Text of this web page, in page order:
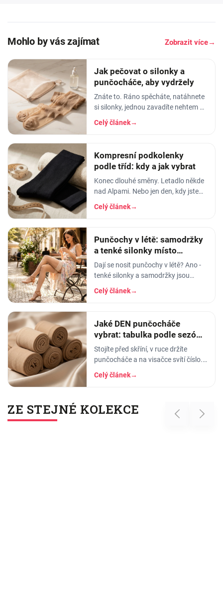
Mohlo by vás zajímat Zobrazit více→
Jak pečovat o silonky a
punčocháče, aby vydržely
Znáte to. Ráno spěcháte, natáhnete
si silonky, jednou zavadíte nehtem o
na lýtku oko velké jak dálnice. Nebo
Celý článek→
Kompresní podkolenky
podle tříd: kdy a jak vybrat
Konec dlouhé směny. Letadlo někde
nad Alpami. Nebo jen den, kdy jste
nohy jako z olova. Znáte ten pocit,
Celý článek→
Punčochy v létě: samodržky
a tenké silonky místo
punčocháčů
Dají se nosit punčochy v létě? Ano -
tenké silonky a samodržky jsou
a poradíme, jak vybrat letní
Celý článek→
Jaké DEN punčocháče
vybrat: tabulka podle sezóny
i příležitosti
Stojíte před skříní, v ruce držíte
punčocháče a na visačce svítí číslo.
tušení, co to znamená a jestli to dnes
Celý článek→
ZE STEJNÉ KOLEKCE Previous Next